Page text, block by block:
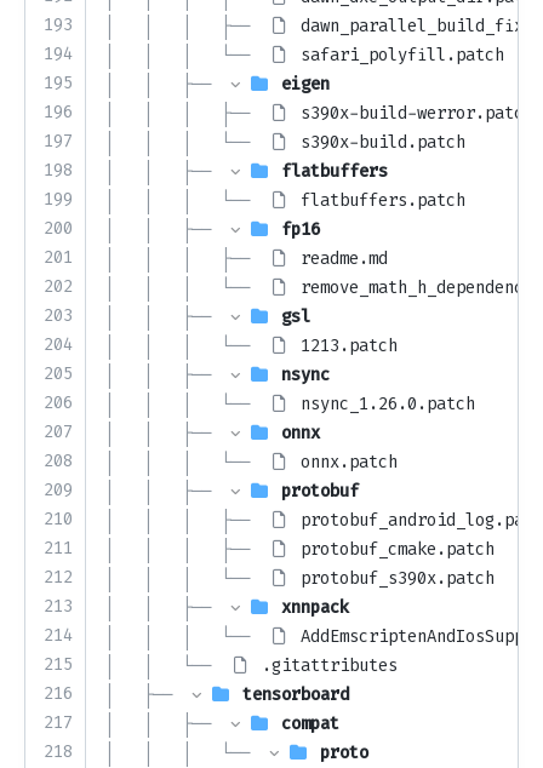
193
194
195
196
197
198
199
200
201
202
203
204
205
206
207
208
209
210
211
212
213
214
215
216
217
218
│   │   │   ├──
│   │   │   └──
safari_polyfill.patch
│   │   ├──
eigen
│   │   │   ├──
s390x-build-werror.patch
│   │   │   └──
s390x-build.patch
│   │   ├──
flatbuffers
│   │   │   └──
flatbuffers.patch
│   │   ├──
fp16
│   │   │   ├──
readme.md
│   │   │   └──
│   │   ├──
gsl
│   │   │   └──
1213.patch
│   │   ├──
nsync
│   │   │   └──
nsync_1.26.0.patch
│   │   ├──
onnx
│   │   │   └──
onnx.patch
│   │   ├──
protobuf
│   │   │   ├──
│   │   │   ├──
protobuf_cmake.patch
│   │   │   └──
protobuf_s390x.patch
│   │   ├──
xnnpack
│   │   │   └──
│   │   └──
.gitattributes
│   ├──
tensorboard
│   │   ├──
compat
│   │   │   └──
proto